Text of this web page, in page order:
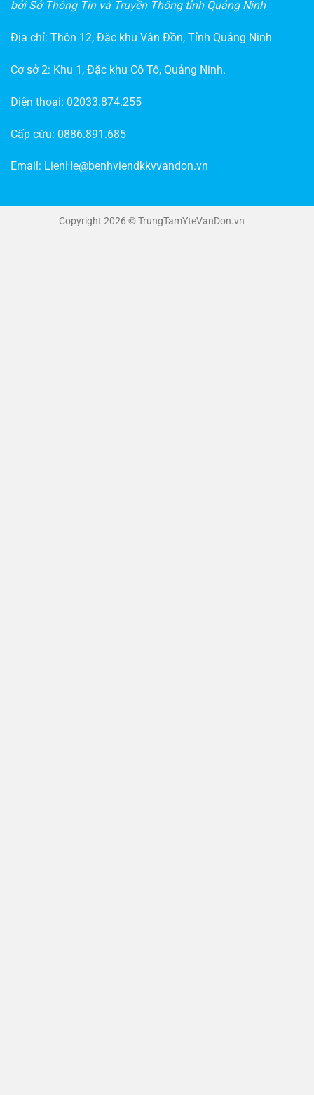
bởi Sở Thông Tin và Truyền Thông tỉnh Quảng Ninh
Địa chỉ: Thôn 12, Đặc khu Vân Đồn, Tỉnh Quảng Ninh
Cơ sở 2: Khu 1, Đặc khu Cô Tô, Quảng Ninh.
Điện thoại: 02033.874.255
Cấp cứu: 0886.891.685
Email: LienHe@benhviendkkvvandon.vn
Copyright 2026 © TrungTamYteVanDon.vn